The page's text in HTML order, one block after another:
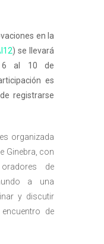
en la
) se llevará
6 al 10 de
es
registrarse
organizada
Ginebra, con
de
a una
y discutir
de